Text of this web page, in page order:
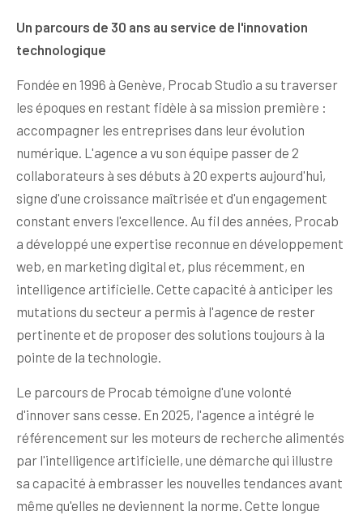
Un parcours de 30 ans au service de l'innovation
technologique
Fondée en 1996 à Genève, Procab Studio a su traverser
les époques en restant fidèle à sa mission première :
accompagner les entreprises dans leur évolution
numérique. L'agence a vu son équipe passer de 2
collaborateurs à ses débuts à 20 experts aujourd'hui,
signe d'une croissance maîtrisée et d'un engagement
constant envers l'excellence. Au fil des années, Procab
a développé une expertise reconnue en développement
web, en marketing digital et, plus récemment, en
intelligence artificielle. Cette capacité à anticiper les
mutations du secteur a permis à l'agence de rester
pertinente et de proposer des solutions toujours à la
pointe de la technologie.
Le parcours de Procab témoigne d'une volonté
d'innover sans cesse. En 2025, l'agence a intégré le
référencement sur les moteurs de recherche alimentés
par l'intelligence artificielle, une démarche qui illustre
sa capacité à embrasser les nouvelles tendances avant
même qu'elles ne deviennent la norme. Cette longue